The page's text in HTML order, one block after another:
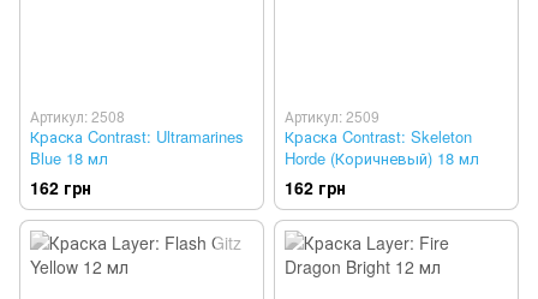
Артикул: 2508
Краска Contrast: Ultramarines
Blue 18 мл
162 грн
Артикул: 2509
Краска Contrast: Skeleton
Horde (Коричневый) 18 мл
162 грн